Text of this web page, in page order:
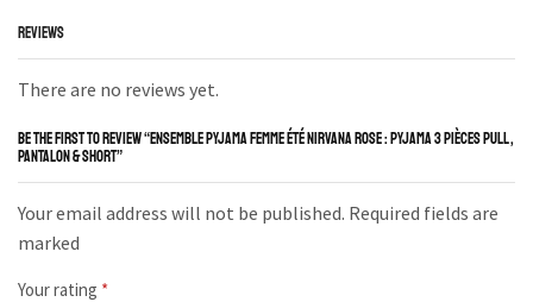
REVIEWS
There are no reviews yet.
BE THE FIRST TO REVIEW “ENSEMBLE PYJAMA FEMME ÉTÉ NIRVANA ROSE : PYJAMA 3 PIÈCES PULL ,
PANTALON & SHORT”
Your email address will not be published. Required fields are
marked
Your rating *